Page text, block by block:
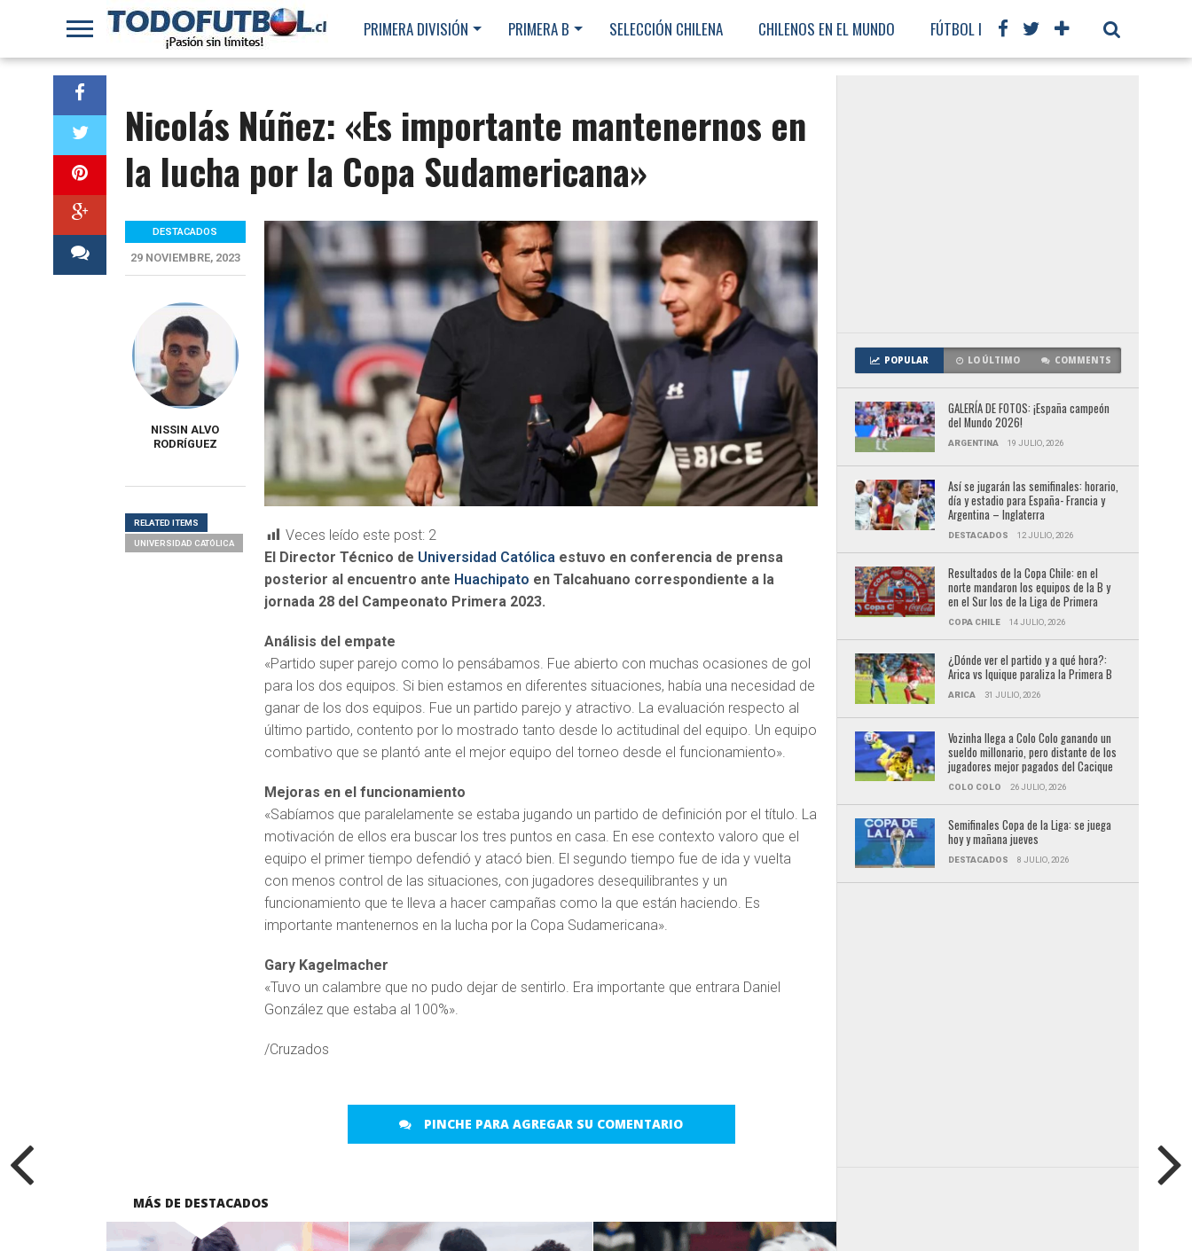
PRIMERA DIVISIÓN PRIMERA B SELECCIÓN CHILENA CHILENOS EN EL MUNDO FÚTBOL INTERNACIONAL
Nicolás Núñez: «Es importante mantenernos en
la lucha por la Copa Sudamericana»
Veces leído este post: 2
El Director Técnico de Universidad Católica estuvo en conferencia de prensa
posterior al encuentro ante Huachipato en Talcahuano correspondiente a la
jornada 28 del Campeonato Primera 2023.
Análisis del empate
«Partido super parejo como lo pensábamos. Fue abierto con muchas ocasiones de gol
para los dos equipos. Si bien estamos en diferentes situaciones, había una necesidad de
ganar de los dos equipos. Fue un partido parejo y atractivo. La evaluación respecto al
último partido, contento por lo mostrado tanto desde lo actitudinal del equipo. Un equipo
combativo que se plantó ante el mejor equipo del torneo desde el funcionamiento».
Mejoras en el funcionamiento
«Sabíamos que paralelamente se estaba jugando un partido de definición por el título. La
motivación de ellos era buscar los tres puntos en casa. En ese contexto valoro que el
equipo el primer tiempo defendió y atacó bien. El segundo tiempo fue de ida y vuelta
con menos control de las situaciones, con jugadores desequilibrantes y un
funcionamiento que te lleva a hacer campañas como la que están haciendo. Es
importante mantenernos en la lucha por la Copa Sudamericana».
Gary Kagelmacher
«Tuvo un calambre que no pudo dejar de sentirlo. Era importante que entrara Daniel
González que estaba al 100%».
/Cruzados
PINCHE PARA AGREGAR SU COMENTARIO
DESTACADOS
29 NOVIEMBRE, 2023
NISSIN ALVO
RODRÍGUEZ
RELATED ITEMS
UNIVERSIDAD CATÓLICA
MÁS DE DESTACADOS
POPULAR LO ÚLTIMO COMMENTS
GALERÍA DE FOTOS: ¡España campeón
del Mundo 2026!
ARGENTINA 19 JULIO, 2026
Así se jugarán las semifinales: horario,
día y estadio para España- Francia y
Argentina – Inglaterra
DESTACADOS 12 JULIO, 2026
Resultados de la Copa Chile: en el
norte mandaron los equipos de la B y
en el Sur los de la Liga de Primera
COPA CHILE 14 JULIO, 2026
¿Dónde ver el partido y a qué hora?:
Arica vs Iquique paraliza la Primera B
ARICA 31 JULIO, 2026
Vozinha llega a Colo Colo ganando un
sueldo millonario, pero distante de los
jugadores mejor pagados del Cacique
COLO COLO 26 JULIO, 2026
Semifinales Copa de la Liga: se juega
hoy y mañana jueves
DESTACADOS 8 JULIO, 2026